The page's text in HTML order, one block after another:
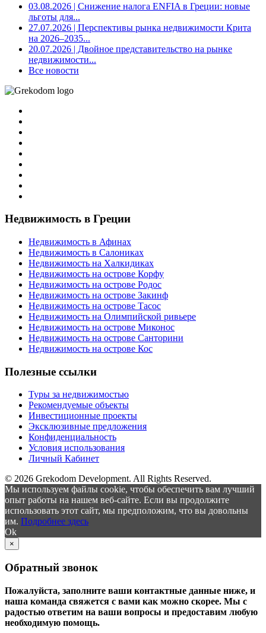
03.08.2026 | Снижение налога ENFIA в Греции: новые
льготы для...
27.07.2026 | Перспективы рынка недвижимости Крита
на 2026–2035...
20.07.2026 | Двойное представительство на рынке
недвижимости...
Все новости
Недвижимость в Греции
Недвижимость в Афинах
Недвижимость в Салониках
Недвижимость на Халкидиках
Недвижимость на острове Корфу
Недвижимость на острове Родос
Недвижимость на острове Закинф
Недвижимость на острове Тасос
Недвижимость на Олимпийской ривьере
Недвижимость на острове Миконос
Недвижимость на острове Санторини
Недвижимость на острове Кос
Полезные ссылки
Туры за недвижимостью
Рекомендуемые объекты
Инвестиционные проекты
Эксклюзивные предложения
Конфиденциальность
Условия использования
Личный Кабинет
© 2026 Grekodom Development. All Rights Reserved.
Мы используем файлы cookie, чтобы обеспечить вам лучший
опыт работы на нашем веб-сайте. Если вы продолжите
использовать этот сайт, мы предположим, что вы довольны
им. Подробнее здесь
Ok
×
Обратный звонок
Пожалуйста, заполните ваши контактные данные ниже, и
наша команда свяжется с вами как можно скорее. Мы с
радостью ответим на ваши вопросы и предоставим любую
необходимую помощь.